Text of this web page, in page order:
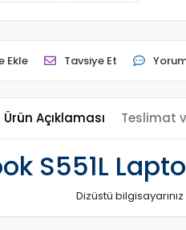
Ekle Tavsiye Et
Ürün Açıklaması Teslimat
S551L
Dizüstü